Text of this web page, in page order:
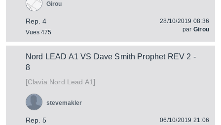
Rep. 4
Vues 475
Girou
28/10/2019 08:36
par Girou
Nord LEAD A1 VS Dave Smith Prophet REV 2 -
8
[Clavia Nord Lead A1]
Rep. 5
stevemakler
06/10/2019 21:06